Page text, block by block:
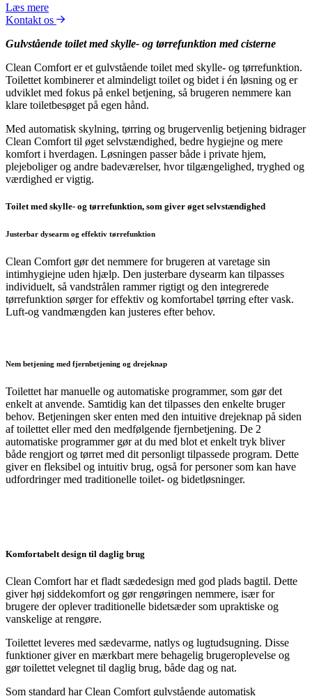
Læs mere
Kontakt os
Gulvstående toilet med skylle- og tørrefunktion med cisterne
Clean Comfort er et gulvstående toilet med skylle- og tørrefunktion.
Toilettet kombinerer et almindeligt toilet og bidet i én løsning og er
udviklet med fokus på enkel betjening, så brugeren nemmere kan
klare toiletbesøget på egen hånd.
Med automatisk skylning, tørring og brugervenlig betjening bidrager
Clean Comfort til øget selvstændighed, bedre hygiejne og mere
komfort i hverdagen. Løsningen passer både i private hjem,
plejeboliger og andre badeværelser, hvor tilgængelighed, tryghed og
værdighed er vigtig.
Toilet med skylle- og tørrefunktion, som giver øget selvstændighed
Justerbar dysearm og effektiv tørrefunktion
Clean Comfort gør det nemmere for brugeren at varetage sin
intimhygiejne uden hjælp. Den justerbare dysearm kan tilpasses
individuelt, så vandstrålen rammer rigtigt og den integrerede
tørrefunktion sørger for effektiv og komfortabel tørring efter vask.
Luft-og vandmængden kan justeres efter behov.
Nem betjening med fjernbetjening og drejeknap
Toilettet har manuelle og automatiske programmer, som gør det
enkelt at anvende. Samtidig kan det tilpasses den enkelte bruger
behov. Betjeningen sker enten med den intuitive drejeknap på siden
af toilettet eller med den medfølgende fjernbetjening. De 2
automatiske programmer gør at du med blot et enkelt tryk bliver
både rengjort og tørret med dit personligt tilpassede program. Dette
giver en fleksibel og intuitiv brug, også for personer som kan have
udfordringer med traditionelle toilet- og bidetløsninger.
Komfortabelt design til daglig brug
Clean Comfort har et fladt sædedesign med god plads bagtil. Dette
giver høj siddekomfort og gør rengøringen nemmere, især for
brugere der oplever traditionelle bidetsæder som upraktiske og
vanskelige at rengøre.
Toilettet leveres med sædevarme, natlys og lugtudsugning. Disse
funktioner giver en mærkbart mere behagelig brugeroplevelse og
gør toilettet velegnet til daglig brug, både dag og nat.
Som standard har Clean Comfort gulvstående automatisk